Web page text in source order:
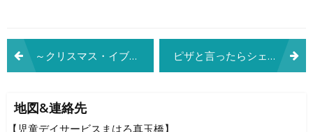
投
稿
ナ
～クリスマス・イブ～ ピザと言ったらシェイキーズへGO
地図&連絡先
【児童デイサービスまはろ真玉橋】